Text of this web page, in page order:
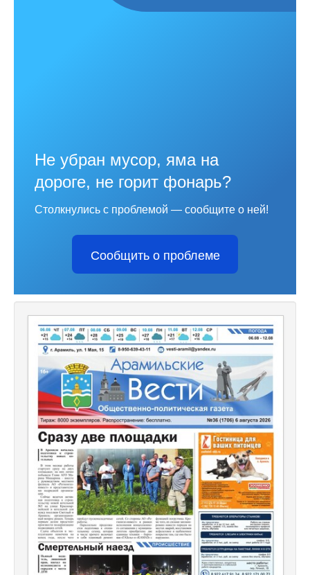
Не убран мусор, яма на
дороге, не горит фонарь?
Столкнулись с проблемой — сообщите о ней!
Сообщить о проблеме